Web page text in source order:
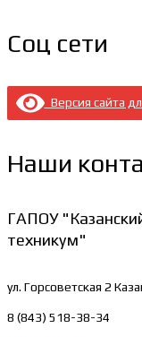
Соц сети
Версия сайта
Наши
ГАПОУ
техникум"
ул. Горсоветская 2
8 (843) 518-38-34